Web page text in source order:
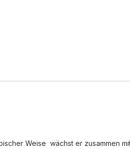
Weise wächst er zusammen